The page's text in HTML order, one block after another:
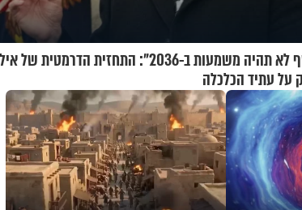
"לכסף לא תהיה משמעות ב-2036": התחזית הדרמטית של
על עתיד הכלכלה